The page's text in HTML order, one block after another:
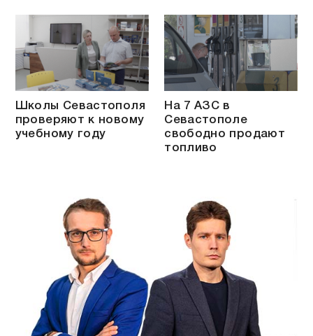
Школы Севастополя
проверяют к новому
учебному году
На 7 АЗС в
Севастополе
свободно продают
топливо